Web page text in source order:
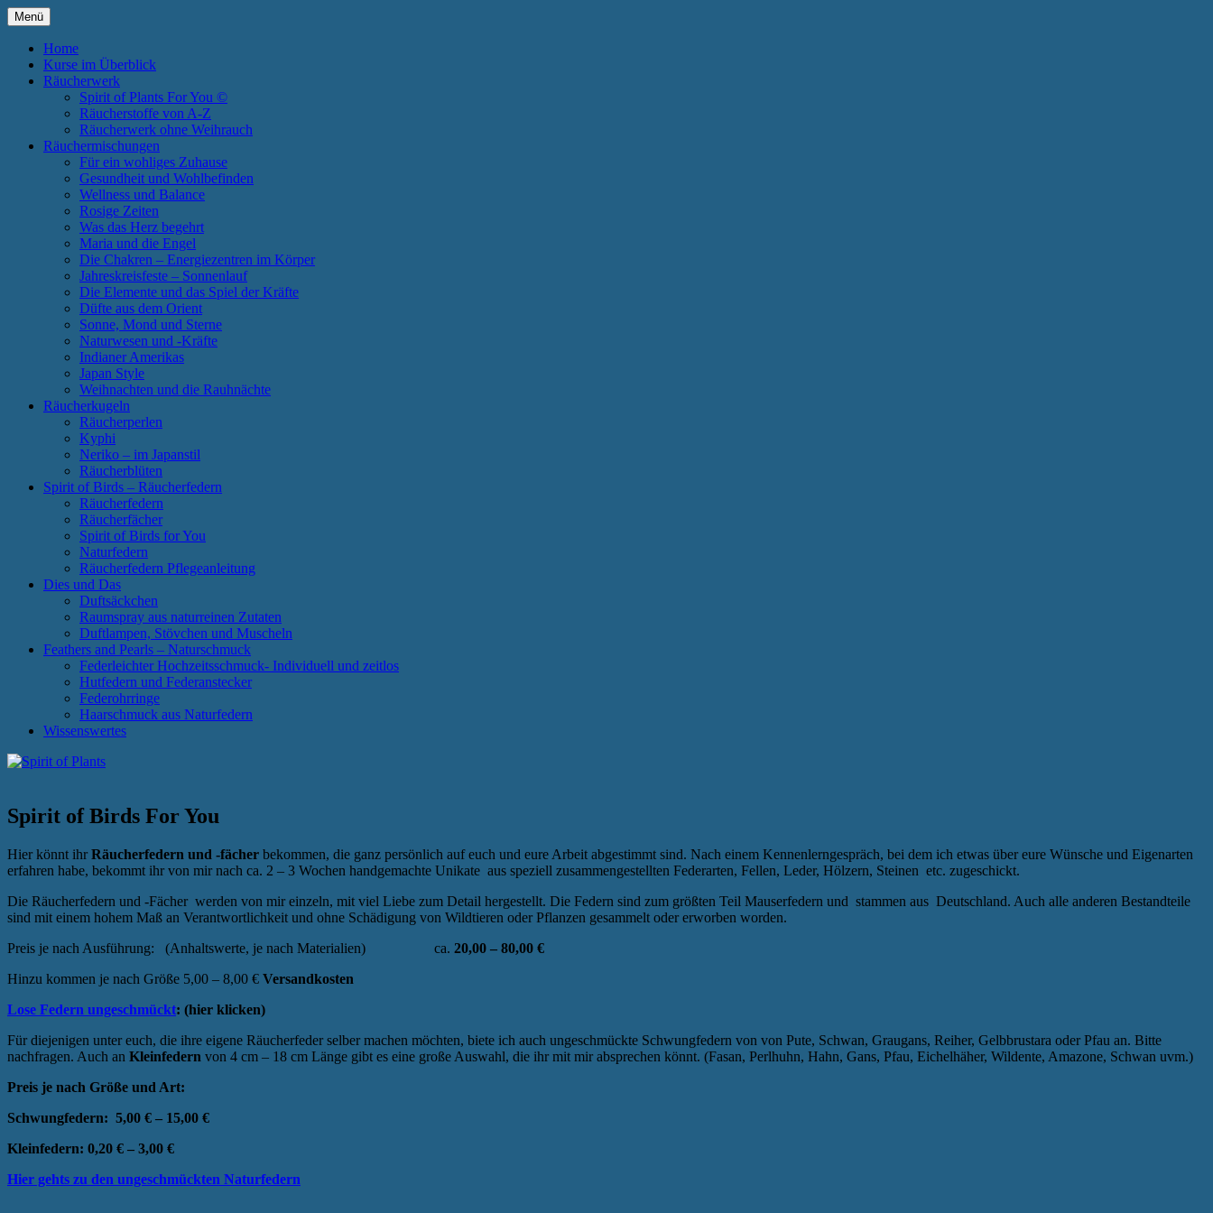
Zum
Inhalt
springen
Spirit of Plants
Menü
Home
Kurse im Überblick
Räucherwerk
Spirit of Plants For You ©
Räucherstoffe von A-Z
Räucherwerk ohne Weihrauch
Räuchermischungen
Für ein wohliges Zuhause
Gesundheit und Wohlbefinden
Wellness und Balance
Rosige Zeiten
Was das Herz begehrt
Maria und die Engel
Die Chakren – Energiezentren im Körper
Jahreskreisfeste – Sonnenlauf
Die Elemente und das Spiel der Kräfte
Düfte aus dem Orient
Sonne, Mond und Sterne
Naturwesen und -Kräfte
Indianer Amerikas
Japan Style
Weihnachten und die Rauhnächte
Räucherkugeln
Räucherperlen
Kyphi
Neriko – im Japanstil
Räucherblüten
Spirit of Birds – Räucherfedern
Räucherfedern
Räucherfächer
Spirit of Birds for You
Naturfedern
Räucherfedern Pflegeanleitung
Dies und Das
Duftsäckchen
Raumspray aus naturreinen Zutaten
Duftlampen, Stövchen und Muscheln
Feathers and Pearls – Naturschmuck
Federleichter Hochzeitsschmuck- Individuell und zeitlos
Hutfedern und Federanstecker
Federohrringe
Haarschmuck aus Naturfedern
Wissenswertes
Spirit of Birds For You
Hier könnt ihrRäucherfedern und -fächer bekommen, die ganz persönlich auf euch und eure Arbeit abgestimmt sind. Nach einem Kennenlerngespräch, bei dem ich etwas über eure Wünsche und Eigenarten
erfahren habe, bekommt ihr von mir nach ca. 2 – 3 Wochen handgemachte Unikate aus speziell zusammengestellten Federarten, Fellen, Leder, Hölzern, Steinen etc. zugeschickt.
Die Räucherfedern und -Fächer werden von mir einzeln, mit viel Liebe zum Detail hergestellt. Die Federn sind zum größten Teil Mauserfedern und stammen aus Deutschland. Auch alle anderen Bestandteile
sind mit einem hohem Maß an Verantwortlichkeit und ohne Schädigung von Wildtieren oder Pflanzen gesammelt oder erworben worden.
Preis je nach Ausführung: (Anhaltswerte, je nach Materialien) ca. 20,00 – 80,00 €
Hinzu kommen je nach Größe 5,00 – 8,00 € Versandkosten
Lose Federn ungeschmückt: (hier klicken)
Für diejenigen unter euch, die ihre eigene Räucherfeder selber machen möchten, biete ich auch ungeschmückte Schwungfedern von von Pute, Schwan, Graugans, Reiher, Gelbbrustara oder Pfau an. Bitte
nachfragen. Auch an Kleinfedern von 4 cm – 18 cm Länge gibt es eine große Auswahl, die ihr mit mir absprechen könnt. (Fasan, Perlhuhn, Hahn, Gans, Pfau, Eichelhäher, Wildente, Amazone, Schwan uvm.)
Preis je nach Größe und Art:
Schwungfedern: 5,00 € – 15,00 €
Kleinfedern: 0,20 € – 3,00 €
Hier gehts zu den ungeschmückten Naturfedern